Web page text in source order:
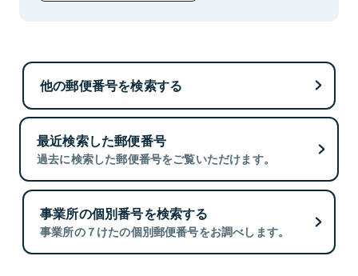
他の郵便番号を検索する
最近検索した郵便番号
過去に検索した郵便番号をご覧いただけます。
事業所の個別番号を検索する
事業所の７けたの個別郵便番号をお調べします。